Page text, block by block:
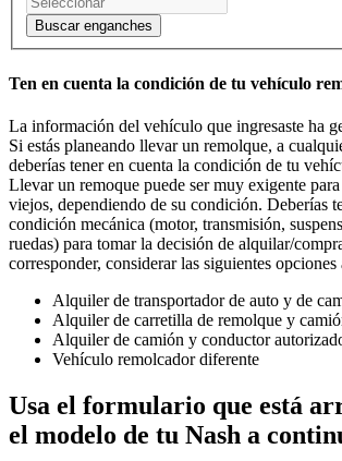
Buscar enganches
Ten en cuenta la condición de tu vehículo
La información del vehículo que ingresaste ha
Si estás planeando llevar un remolque, a
deberías tener en cuenta la condición de tu
Llevar un remoque puede ser muy exigente
viejos, dependiendo de su condición. Deberías
condición mecánica (motor, transmisión,
ruedas) para tomar la decisión de alquilar/
corresponder, considerar las siguientes opciones
Alquiler de transportador de auto y de
Alquiler de carretilla de remolque y
Alquiler de camión y conductor
Vehículo remolcador diferente
Usa el formulario que está
el modelo de tu Nash a